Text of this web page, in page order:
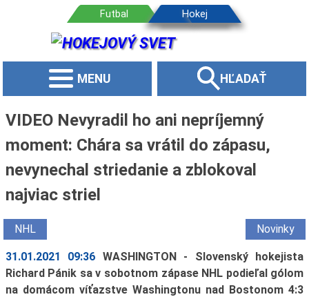
MENU HĽADAŤ
VIDEO Nevyradil ho ani nepríjemný
moment: Chára sa vrátil do zápasu,
nevynechal striedanie a zblokoval
najviac striel
NHL Novinky
31.01.2021 09:36 WASHINGTON - Slovenský hokejista
Richard Pánik sa v sobotnom zápase NHL podieľal gólom
na domácom víťazstve Washingtonu nad Bostonom 4:3